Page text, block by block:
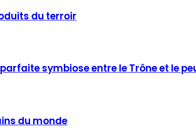
du terroir
symbiose entre le Trône et le
du monde